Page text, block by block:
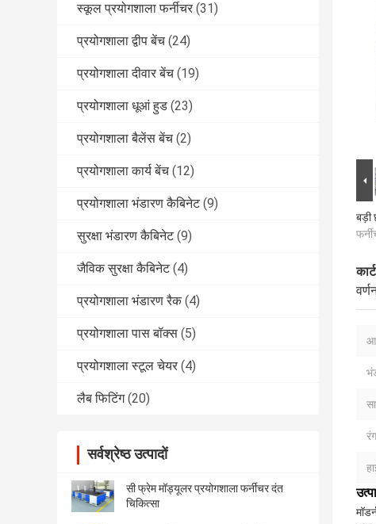
स्कूल प्रयोगशाला फर्नीचर (31)
प्रयोगशाला द्वीप बेंच (24)
प्रयोगशाला दीवार बेंच (19)
प्रयोगशाला धूआं हुड (23)
प्रयोगशाला बैलेंस बेंच (2)
प्रयोगशाला कार्य बेंच (12)
प्रयोगशाला भंडारण कैबिनेट (9)
सुरक्षा भंडारण कैबिनेट (9)
जैविक सुरक्षा कैबिनेट (4)
प्रयोगशाला भंडारण रैक (4)
प्रयोगशाला पास बॉक्स (5)
प्रयोगशाला स्टूल चेयर (4)
लैब फिटिंग (20)
सर्वश्रेष्ठ उत्पादों
सी फ्रेम मॉड्यूलर प्रयोगशाला फर्नीचर दंत
चिकित्सा
बड़ी